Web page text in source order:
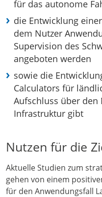
für das autonome
die Entwicklung
dem Nutzer
Supervision des
angeboten werden
sowie die
Calculators für
Aufschluss über
Infrastruktur gibt
Nutzen für die
Aktuelle Studien zum
gehen von einem
für den Anwendungsfall